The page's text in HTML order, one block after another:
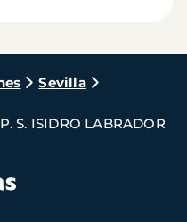
Sevilla
S. ISIDRO LABRADOR